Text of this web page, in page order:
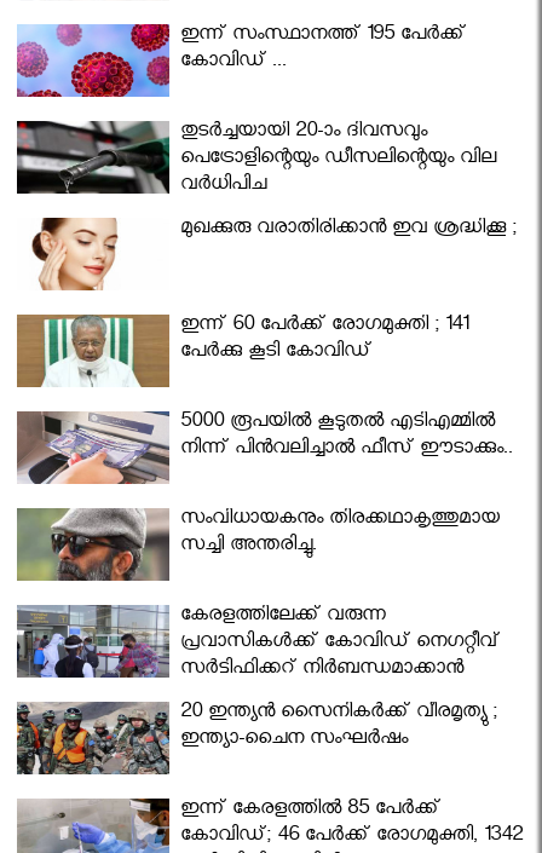
ഇന്ന് സംസ്ഥാനത്ത് 195 പേര്‍ക്ക്
കോവിഡ് ...
തുടർച്ചയായി 20-ാം ദിവസവും
പെട്രോളിന്റെയും ഡീസലിന്റെയും വില
വര്‍ധിപ്പിച്ചു
മുഖക്കുരു വരാതിരിക്കാന്‍ ഇവ ശ്രദ്ധിക്കൂ ;
ഇന്ന് 60 പേർക്ക് രോഗമുക്തി ; 141
പേര്‍ക്കു കൂടി കോവിഡ്
5000 രൂപയിൽ കൂടുതൽ എടിഎമ്മിൽ
നിന്ന് പിൻവലിച്ചാൽ ഫീസ് ഈടാക്കും..
സംവിധായകനും തിരക്കഥാകൃത്തുമായ
സച്ചി അന്തരിച്ചു.
കേരളത്തിലേക്ക് വരുന്ന
പ്രവാസികള്‍ക്ക് കോവിഡ് നെഗറ്റീവ്
സര്‍ട്ടിഫിക്കറ്റ് നിർബന്ധമാക്കാൻ
മന്ത്രിസഭ
20 ഇന്ത്യൻ സൈനികർക്ക് വീരമൃത്യു ;
ഇന്ത്യാ-ചൈന സംഘർഷം
ഇന്ന് കേരളത്തിൽ 85 പേർക്ക്
കോവിഡ്; 46 പേർക്ക് രോഗമുക്തി, 1342